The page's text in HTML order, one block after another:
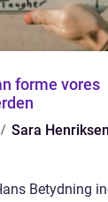
forme vores
Sara Henriksen
Betydning